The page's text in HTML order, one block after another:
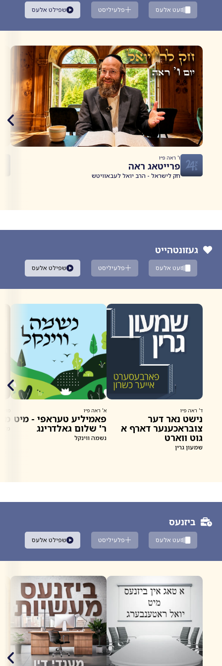
שפילט אלעס פלעיליסט זעט אלעס
ו' ראה פ״ו
פרייטאג ראה
חק לישראל - הרב יואל לעבאוויטש
געזונטהייט
שפילט אלעס פלעיליסט זעט אלעס
ד' ראה פ״ו
נישט נאר דער
צובראכענער דארף א
גוט ווארט
שמעון גרין
א' ראה פ״ו
פאמיליע טעראפי - מיט
ר' שלום גאלדרינג
נשמה ווינקל
ביזנעס
שפילט אלעס פלעיליסט זעט אלעס